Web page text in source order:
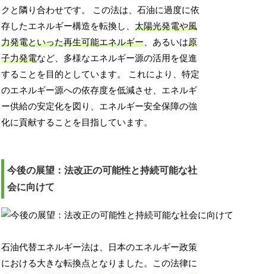
クと隣り合わせです。 この法は、石油に過度に依
存したエネルギー構造を転換し、太陽光発電や風
力発電といった再生可能エネルギー、あるいは原
子力発電など、多様なエネルギー源の活用を促進
することを目的としています。 これにより、特定
のエネルギー源への依存度を低減させ、エネルギ
ー供給の安定化を図り、エネルギー安全保障の強
化に貢献することを目指しています。
今後の展望：法改正の可能性と持続可能な社
会に向けて
石油代替エネルギー法は、日本のエネルギー政策
における大きな転換点となりました。この法律に